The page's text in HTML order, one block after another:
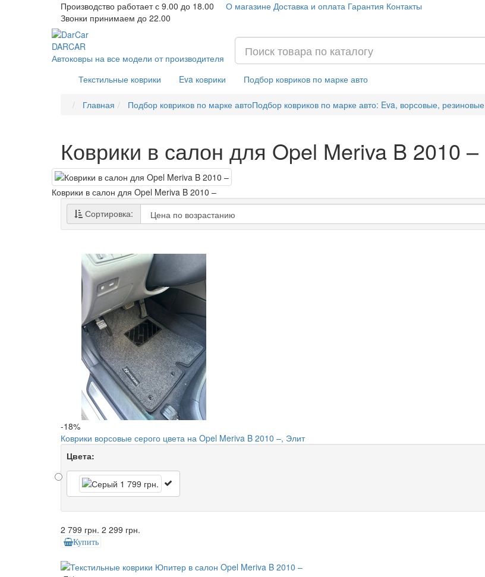
Производство работает с 9.00 до 18.00
Звонки принимаем до 22.00
О магазине Доставка и оплата Гарантия Контакты
DARCAR
Автоковры на все модели от производителя
Текстильные коврики Eva коврики Подбор ковриков по марке авто
Главная Подбор ковриков по марке автоПодбор ковриков по марке авто: Eva, ворсовые, резиновые
Коврики в салон для Opel Meriva B 2010 –
Коврики в салон для Opel Meriva B 2010 –
Сортировка:
-18%
Коврики ворсовые серого цвета на Opel Meriva B 2010 –, Элит
Цвета:
2 799 грн. 2 299 грн.
Купить